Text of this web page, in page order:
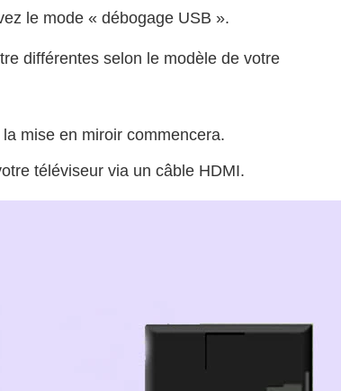
le mode « débogage USB ».
différentes selon le modèle de votre
mise en miroir commencera.
téléviseur via un câble HDMI.